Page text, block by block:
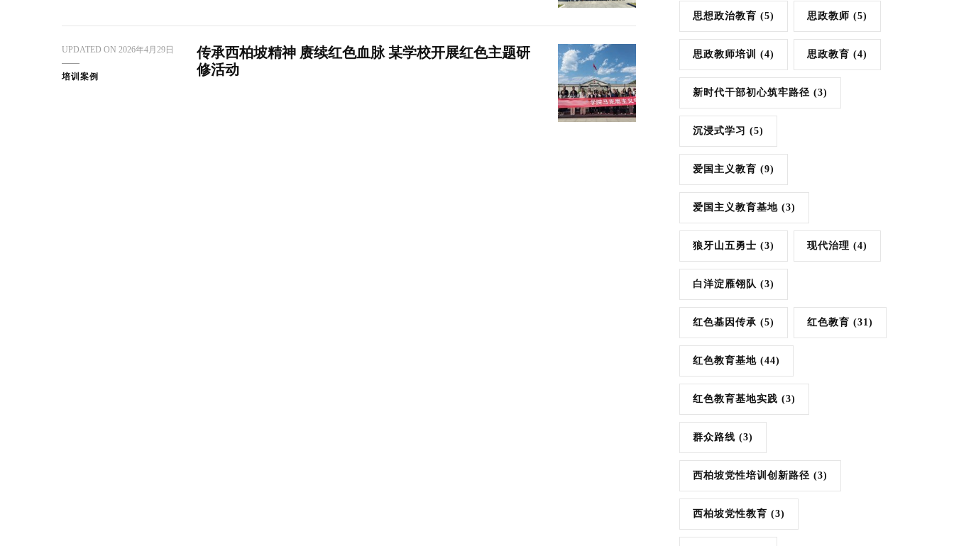
UPDATED ON 2026年4月29日
培训案例
传承西柏坡精神 赓续红色血脉 某学校开展红色主题研
修活动
思想政治教育 (5) 思政教师 (5)
思政教师培训 (4) 思政教育 (4)
新时代干部初心筑牢路径 (3)
沉浸式学习 (5)
爱国主义教育 (9)
爱国主义教育基地 (3)
狼牙山五勇士 (3) 现代治理 (4)
白洋淀雁翎队 (3)
红色基因传承 (5) 红色教育 (31)
红色教育基地 (44)
红色教育基地实践 (3)
群众路线 (3)
西柏坡党性培训创新路径 (3)
西柏坡党性教育 (3)